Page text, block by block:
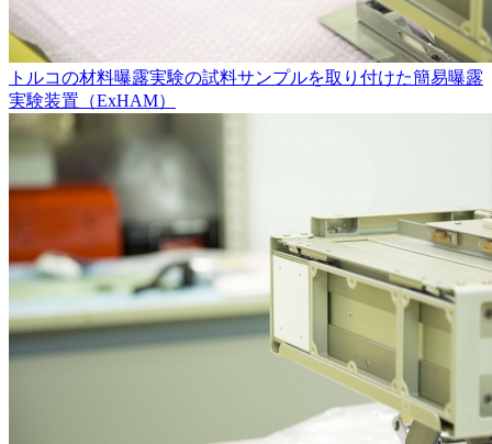
トルコの材料曝露実験の試料サンプルを取り付けた簡易曝露
実験装置（ExHAM）